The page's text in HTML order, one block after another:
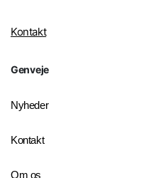
Kontakt
Genveje
Nyheder
Kontakt
Om os